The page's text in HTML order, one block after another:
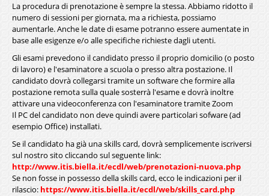
La procedura di prenotazione è sempre la stessa. Abbiamo ridotto il
numero di sessioni per giornata, ma a richiesta, possiamo
aumentarle. Anche le date di esame potranno essere aumentate in
base alle esigenze e/o alle specifiche richieste dagli utenti.
Gli esami prevedono il candidato presso il proprio domicilio (o posto
di lavoro) e l'esaminatore a scuola o presso altra postazione. Il
candidato dovrà collegarsi tramite un software che formire alla
postazione remota sulla quale sosterrà l'esame e dovrà inoltre
attivare una videoconferenza con l'esaminatore tramite Zoom
Il PC del candidato non deve quindi avere particolari sofware (ad
esempio Office) installati.
Se il candidato ha già una skills card, dovrà semplicemente iscriversi
sul nostro sito cliccando sul seguente link:
http://www.itis.biella.it/ecdl/web/prenotazioni-nuova.php
Se non fosse in possesso della skills card, ecco le indicazioni per il
rilascio: https://www.itis.biella.it/ecdl/web/skills_card.php